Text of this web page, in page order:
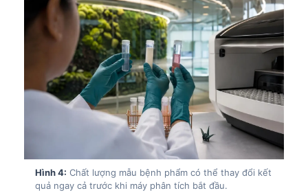
Hình 4: Chất lượng mẫu bệnh phẩm có thể thay đổi kết
quả ngay cả trước khi máy phân tích bắt đầu.